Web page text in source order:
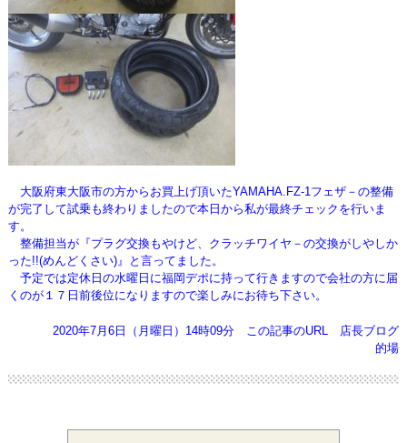
大阪府東大阪市の方からお買上げ頂いたYAMAHA.FZ-1フェザ－の整備
が完了して試乗も終わりましたので本日から私が最終チェックを行いま
す。
整備担当が『プラグ交換もやけど、クラッチワイヤ－の交換がしやしか
った!!(めんどくさい)』と言ってました。
予定では定休日の水曜日に福岡デポに持って行きますので会社の方に届
くのが１７日前後位になりますので楽しみにお待ち下さい。
2020年7月6日（月曜日）14時09分 この記事のURL
店長ブログ
的場